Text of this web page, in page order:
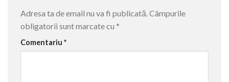
Adresa ta de email nu va fi publicată. Câmpurile
obligatorii sunt marcate cu *
Comentariu *